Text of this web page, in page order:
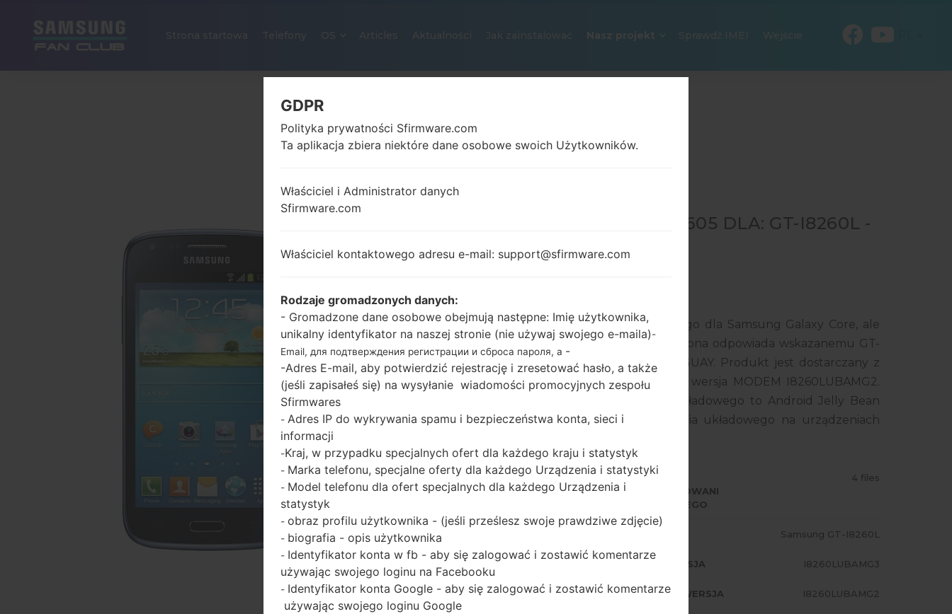
Aktualności Jak zainstalować Nasz projekt Sprawdź IMEI Wejście
OFICJALNE OPROGRAMOWANIE #135605 DLA: GT-I8260L -
SAMSUNGGALAXY CORE
I8260L_CTP_1_20131004172033_wc4ca1bx9a.zip
Pobierz najnowszą aktualizację oprogramowania układowego dla Samsung Galaxy Core, ale
nie zapomnij sprawdzić, czy numer modelu Twojego smartfona odpowiada wskazanemu GT-
I8260L. Kod oprogramowania układowego to CTP z PARAGUAY. Produkt jest dostarczany z
wersją PDA I8260LUBAMG3, wersja CSC I8260LUWAAMG2, wersja MODEM I8260LUBAMG2.
Wersja systemu operacyjnego danego oprogramowania układowego to Android Jelly Bean
4.1.2. Pełny poradnik na temat flashowania oprogramowania układowego na urządzeniach
NAZWA PLIKU
GT-I8260L_CTP_1_20131004172
033_wc4ca1bx9a
RODZAJ
OPROGRAMOWANI
A UKŁADOWEGO
4 files
ROZMIAR PLIKU Samsung GT-I8260L
Android Jelly Bean 4.1.2 PDA/AP WERSJA I8260LUBAMG3
CSC WERSJA I8260LUWAAMG2 MODEM/CP WERSJA I8260LUBAMG2
GDPR
Polityka prywatności Sfirmware.com
Ta aplikacja zbiera niektóre dane osobowe swoich Użytkowników.
Właściciel i Administrator danych
Sfirmware.com
Właściciel kontaktowego adresu e-mail: support@sfirmware.com
Rodzaje gromadzonych danych:
- Gromadzone dane osobowe obejmują następne: Imię użytkownika,
unikalny identyfikator na naszej stronie (nie używaj swojego e-maila)-
Email, для подтверждения регистрации и сброса пароля, а -
-Adres E-mail, aby potwierdzić rejestrację i zresetować hasło, a także
(jeśli zapisałeś się) na wysyłanie wiadomości promocyjnych zespołu
Sfirmwares
- Adres IP do wykrywania spamu i bezpieczeństwa konta, sieci i
informacji
-Kraj, w przypadku specjalnych ofert dla każdego kraju i statystyk
- Marka telefonu, specjalne oferty dla każdego Urządzenia i statystyki
- Model telefonu dla ofert specjalnych dla każdego Urządzenia i
statystyk
- obraz profilu użytkownika - (jeśli prześlesz swoje prawdziwe zdjęcie)
- biografia - opis użytkownika
- Identyfikator konta w fb - aby się zalogować i zostawić komentarze
używając swojego loginu na Facebooku
- Identyfikator konta Google - aby się zalogować i zostawić komentarze
używając swojego loginu Google